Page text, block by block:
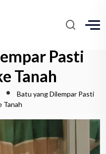
Pasti
Tanah
Batu yang Dilempar Pasti
Tanah